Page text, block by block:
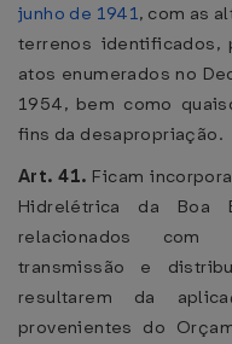
junho de 1941, com as
terrenos
atos enumerados no
1954, bem como
fins da desapropriação.
Art. 41. Ficam
Hidrelétrica da Boa
relacionados com
transmissão e
resultarem da
provenientes do